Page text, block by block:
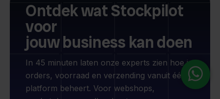
Ontdek wat Stockpilot
voor
jouw business kan doen
In 45 minuten laten onze experts zien hoe je
orders, voorraad en verzending vanuit één
platform beheert. Voor webshops,